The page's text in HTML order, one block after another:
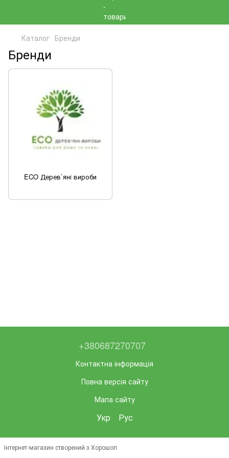
Каталог Бренди
Бренди
ECO Дерев`яні вироби
+380687270707
Контактна інформація
Повна версія сайту
Мапа сайту
Укр Рус
Інтернет-магазин створений з Хорошоп